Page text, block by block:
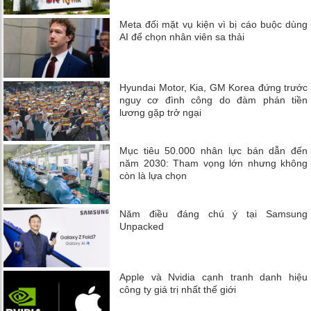
Meta đối mặt vụ kiện vì bị cáo buộc dùng
AI để chọn nhân viên sa thải
Hyundai Motor, Kia, GM Korea đứng trước
nguy cơ đình công do đàm phán tiền
lương gặp trở ngại
Mục tiêu 50.000 nhân lực bán dẫn đến
năm 2030: Tham vọng lớn nhưng không
còn là lựa chọn
Năm điều đáng chú ý tại Samsung
Unpacked
Apple và Nvidia cạnh tranh danh hiệu
công ty giá trị nhất thế giới